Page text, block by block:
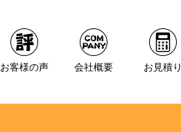
お客様の声 会社概要 お見積り